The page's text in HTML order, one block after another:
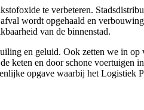
te verbeteren.
wordt opgehaald en
van de binnenstad.
en geluid. Ook zetten we in op
keten en door schone voertuigen
opgave waarbij het Logistiek